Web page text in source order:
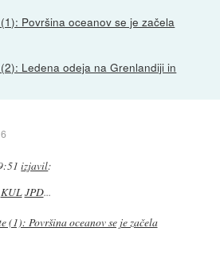
Površina oceanov se je začela
Ledena odeja na Grenlandiji in
izjavil:
KULJPD...
(1): Površina oceanov se je začela